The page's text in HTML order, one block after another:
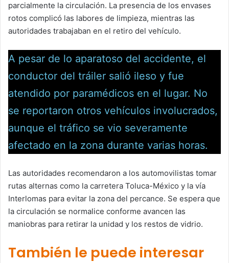
parcialmente la circulación. La presencia de los envases
rotos complicó las labores de limpieza, mientras las
autoridades trabajaban en el retiro del vehículo.
A pesar de lo aparatoso del accidente, el
conductor del tráiler salió ileso y fue
atendido por paramédicos en el lugar. No
se reportaron otros vehículos involucrados,
aunque el tráfico se vio severamente
afectado en la zona durante varias horas.
Las autoridades recomendaron a los automovilistas tomar
rutas alternas como la carretera Toluca-México y la vía
Interlomas para evitar la zona del percance. Se espera que
la circulación se normalice conforme avancen las
maniobras para retirar la unidad y los restos de vidrio.
También le puede interesar